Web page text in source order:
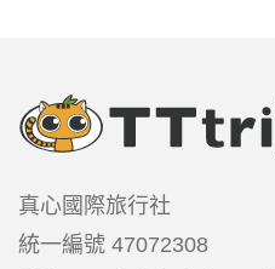
真心國際旅行社
統一編號 47072308